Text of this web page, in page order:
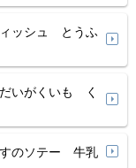
ッシュ とうふ
いがくいも く
のソテー 牛乳